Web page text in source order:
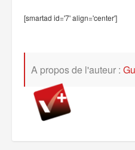
[smartad id='7' align='center']
A propos de l'auteur :